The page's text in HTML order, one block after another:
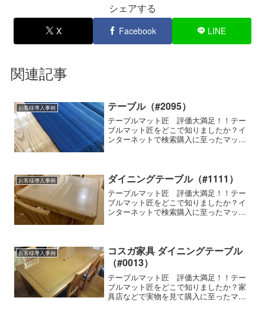
シェアする
X Facebook LINE
関連記事
お客様導入事例 テーブル（#2095）
テーブルマット匠 評価大満足！！テー
ブルマット匠をどこで知りましたか？イ
ンターネットで検索購入に至ったマット
いに見えるので、しっく...
お客様導入事例 ダイニングテーブル（#1111）
テーブルマット匠 評価大満足！！テー
ブルマット匠をどこで知りましたか？イ
ンターネットで検索購入に至ったマット
ー・商品名など-テーブルマ...
お客様導入事例
コスガ家具 ダイニングテーブル
（#0013）
テーブルマット匠 評価大満足！！テー
ブルマット匠をどこで知りましたか？家
具店などで実物を見て購入に至ったマッ